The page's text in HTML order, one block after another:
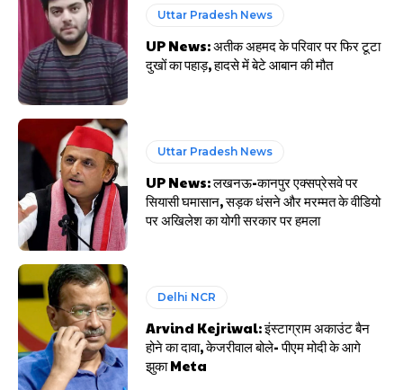
Uttar Pradesh News
UP News: अतीक अहमद के परिवार पर फिर टूटा
दुखों का पहाड़, हादसे में बेटे आबान की मौत
Uttar Pradesh News
UP News: लखनऊ-कानपुर एक्सप्रेसवे पर
सियासी घमासान, सड़क धंसने और मरम्मत के वीडियो
पर अखिलेश का योगी सरकार पर हमला
Delhi NCR
Arvind Kejriwal: इंस्टाग्राम अकाउंट बैन
होने का दावा, केजरीवाल बोले- पीएम मोदी के आगे
झुका Meta